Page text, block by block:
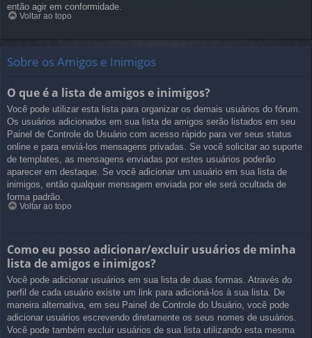
então agir em conformidade.
Voltar ao topo
Sobre os Amigos e Inimigos
O que é a lista de amigos e inimigos?
Você pode utilizar esta lista para organizar os demais usuários do fórum.
Os usuários adicionados em sua lista de amigos serão listados em seu
Painel de Controle do Usuário com acesso rápido para ver seus status
online e para enviá-los mensagens privadas. Se você solicitar ao suporte
de templates, as mensagens enviadas por estes usuários poderão
aparecer em destaque. Se você adicionar um usuário em sua lista de
inimigos, então qualquer mensagem enviada por ele será ocultada de
forma padrão.
Voltar ao topo
Como eu posso adicionar/excluir usuários de minha
lista de amigos e inimigos?
Você pode adicionar usuários em sua lista de duas formas. Através do
perfil de cada usuário existe um link para adicioná-los à sua lista. De
maneira alternativa, em seu Painel de Controle do Usuário, você pode
adicionar usuários escrevendo diretamente os seus nomes de usuários.
Você pode também excluir usuários de sua lista utilizando esta mesma